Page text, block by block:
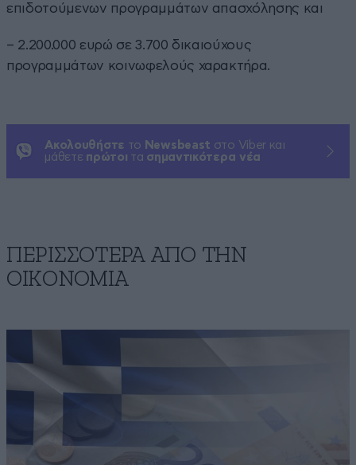
επιδοτούμενων προγραμμάτων απασχόλησης και
– 2.200.000 ευρώ σε 3.700 δικαιούχους
προγραμμάτων κοινωφελούς χαρακτήρα.
Ακολουθήστε το Newsbeast στο Viber και
μάθετε πρώτοι τα σημαντικότερα νέα
ΠΕΡΙΣΣΟΤΕΡΑ ΑΠΟ ΤΗΝ
ΟΙΚΟΝΟΜΙΑ